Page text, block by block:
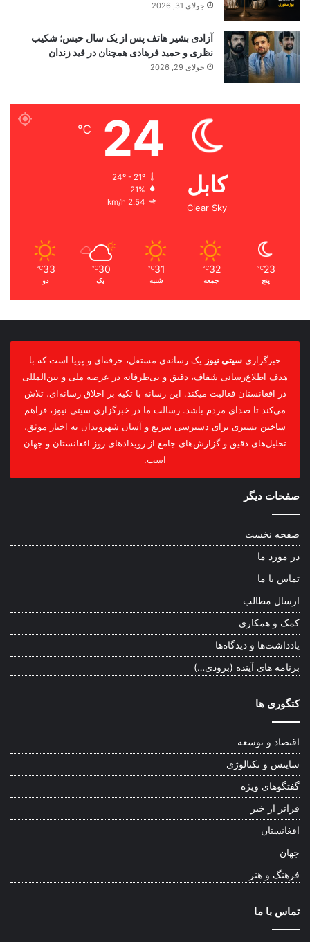
جولای 31, 2026
آزادی بشیر هاتف پس از یک سال حبس؛ شکیب
نظری و حمید فرهادی همچنان در قید زندان
جولای 29, 2026
کابل
Clear Sky
24
℃
24º - 21º
21%
2.54 km/h
23
℃
پنج
32
℃
جمعه
31
℃
شنبه
30
℃
یک
33
℃
دو
خبرگزاری سیتی نیوز یک رسانه‌ی مستقل، حرفه‌ای و پویا است که با
هدف اطلاع‌رسانی شفاف، دقیق و بی‌طرفانه در عرصه ملی و بین‌المللی
در افغانستان فعالیت میکند. این رسانه با تکیه بر اخلاق رسانه‌ای، تلاش
می‌کند تا صدای مردم باشد. رسالت ما در خبرگزاری سیتی نیوز، فراهم
ساختن بستری برای دسترسی سریع و آسان شهروندان به اخبار موثق،
تحلیل‌های دقیق و گزارش‌های جامع از رویدادهای روز افغانستان و جهان
است.
صفحات دیگر
صفحه نخست
در مورد ما
تماس با ما
ارسال مطالب
کمک و همکاری
یادداشت‌ها و دیدگاه‌ها
برنامه های آینده (بزودی…)
کتگوری ها
اقتصاد و توسعه
ساینس و تکنالوژی
گفتگوهای ویژه
فراتر از خبر
افغانستان
جهان
فرهنگ و هنر
تماس با ما